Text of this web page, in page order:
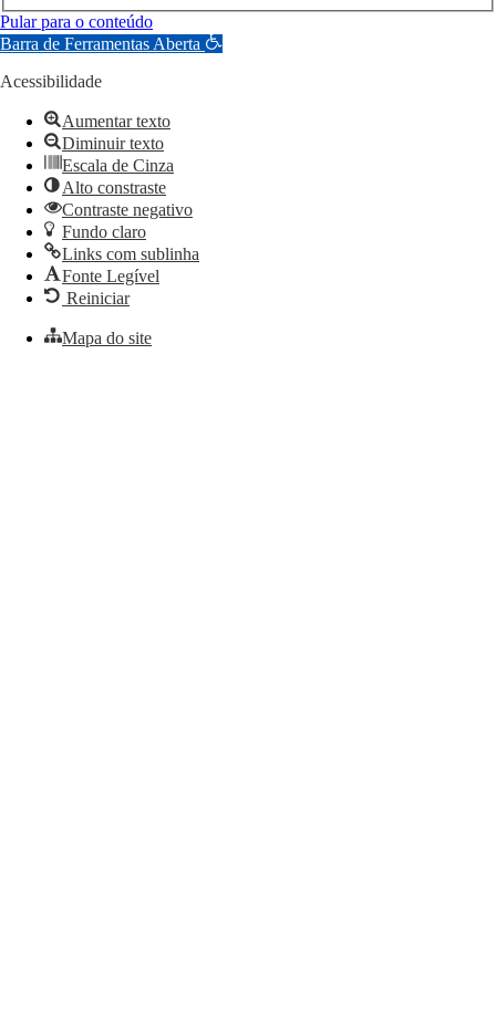
Pular para o conteúdo
Barra de Ferramentas Aberta
Acessibilidade
Aumentar texto
Diminuir texto
Escala de Cinza
Alto constraste
Contraste negativo
Fundo claro
Links com sublinha
Fonte Legível
Reiniciar
Mapa do site